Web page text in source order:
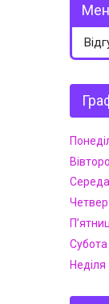
Середа
Четвер
Субота
Неділя